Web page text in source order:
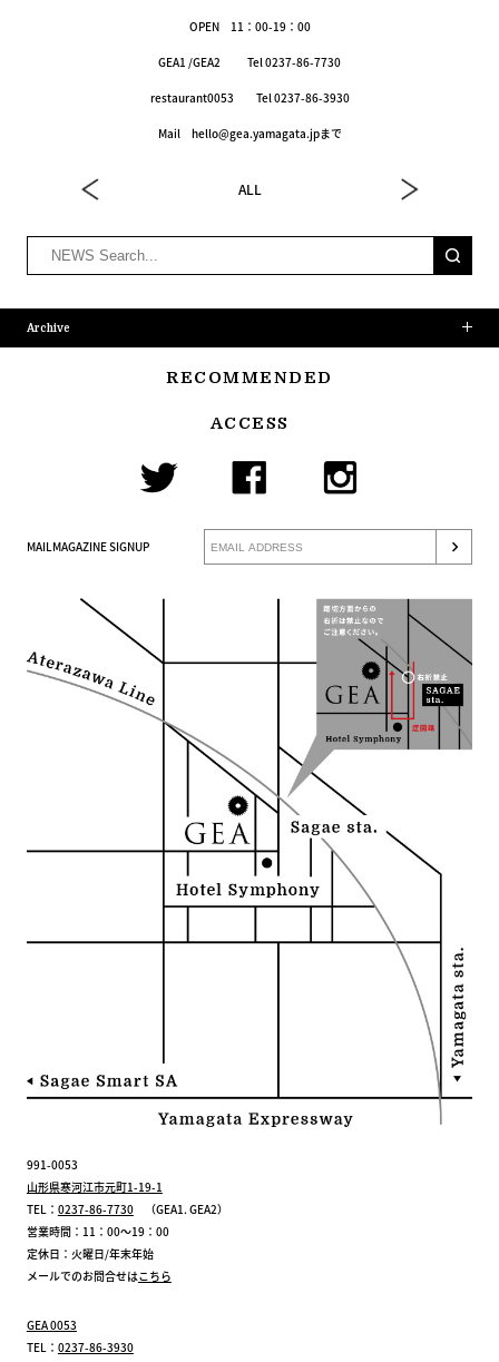
OPEN 11：00-19：00
GEA1 /GEA2 Tel 0237-86-7730
restaurant0053 Tel 0237-86-3930
Mail hello@gea.yamagata.jpまで
ALL
Archive
RECOMMENDED
ACCESS
MAILMAGAZINE SIGNUP
991-0053
山形県寒河江市元町1-19-1
TEL： 0237-86-7730（GEA1. GEA2）
営業時間：11：00～19：00
定休日：火曜日/年末年始
メールでのお問合せはこちら
GEA 0053
TEL： 0237-86-3930